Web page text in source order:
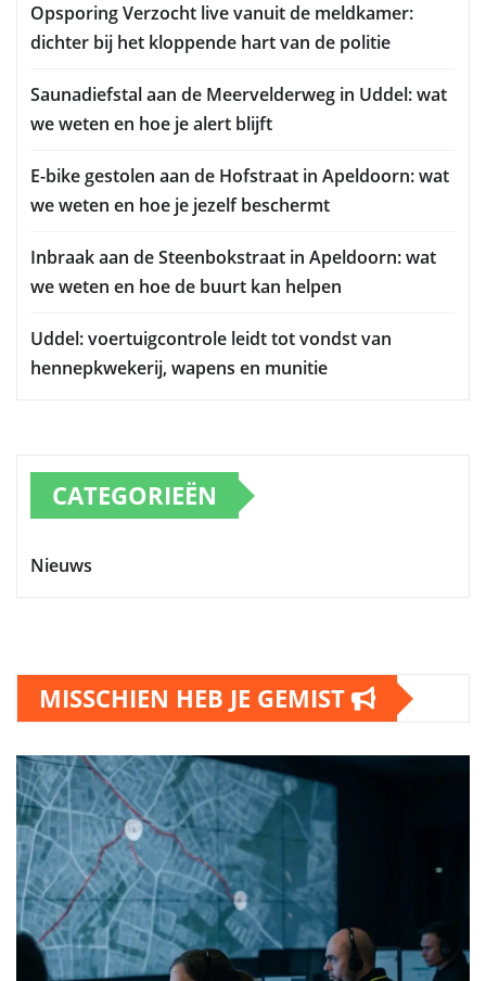
Opsporing Verzocht live vanuit de meldkamer:
dichter bij het kloppende hart van de politie
Saunadiefstal aan de Meervelderweg in Uddel: wat
we weten en hoe je alert blijft
E-bike gestolen aan de Hofstraat in Apeldoorn: wat
we weten en hoe je jezelf beschermt
Inbraak aan de Steenbokstraat in Apeldoorn: wat
we weten en hoe de buurt kan helpen
Uddel: voertuigcontrole leidt tot vondst van
hennepkwekerij, wapens en munitie
CATEGORIEËN
Nieuws
MISSCHIEN HEB JE GEMIST